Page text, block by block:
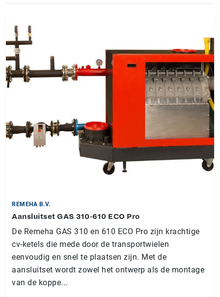
REMEHA B.V.
Aansluitset GAS 310-610 ECO Pro
De Remeha GAS 310 en 610 ECO Pro zijn krachtige
cv-ketels die mede door de transportwielen
eenvoudig en snel te plaatsen zijn. Met de
aansluitset wordt zowel het ontwerp als de montage
van de koppe...